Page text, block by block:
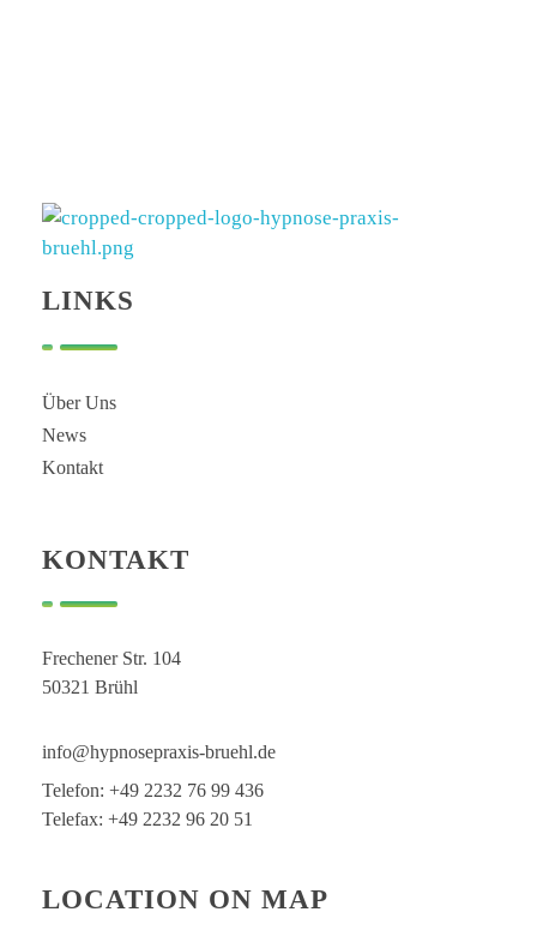
LINKS
Über Uns
News
Kontakt
KONTAKT
Frechener Str. 104
50321 Brühl
info@hypnosepraxis-bruehl.de
Telefon: +49 2232 76 99 436
Telefax: +49 2232 96 20 51
LOCATION ON MAP